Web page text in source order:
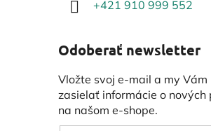
+421 910 999 552
Odoberať newsletter
Vložte svoj e-mail a my Vám
zasielať informácie o nových
na našom e-shope.